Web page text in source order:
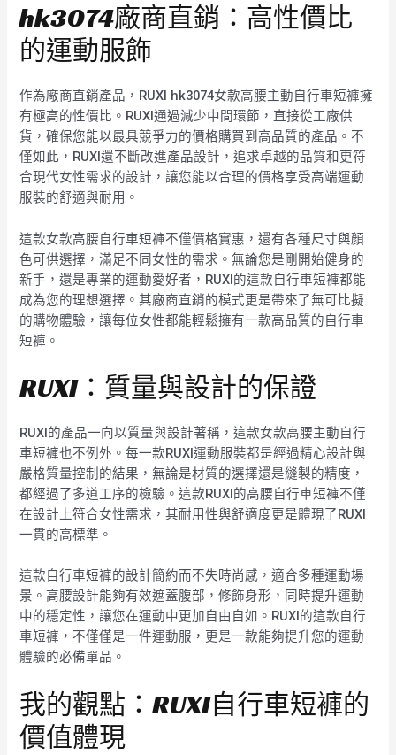
hk3074廠商直銷：高性價比
的運動服飾
作為廠商直銷產品，RUXI hk3074女款高腰主動自行車短褲擁
有極高的性價比。RUXI通過減少中間環節，直接從工廠供
貨，確保您能以最具競爭力的價格購買到高品質的產品。不
僅如此，RUXI還不斷改進產品設計，追求卓越的品質和更符
合現代女性需求的設計，讓您能以合理的價格享受高端運動
服裝的舒適與耐用。
這款女款高腰自行車短褲不僅價格實惠，還有各種尺寸與顏
色可供選擇，滿足不同女性的需求。無論您是剛開始健身的
新手，還是專業的運動愛好者，RUXI的這款自行車短褲都能
成為您的理想選擇。其廠商直銷的模式更是帶來了無可比擬
的購物體驗，讓每位女性都能輕鬆擁有一款高品質的自行車
短褲。
RUXI：質量與設計的保證
RUXI的產品一向以質量與設計著稱，這款女款高腰主動自行
車短褲也不例外。每一款RUXI運動服裝都是經過精心設計與
嚴格質量控制的結果，無論是材質的選擇還是縫製的精度，
都經過了多道工序的檢驗。這款RUXI的高腰自行車短褲不僅
在設計上符合女性需求，其耐用性與舒適度更是體現了RUXI
一貫的高標準。
這款自行車短褲的設計簡約而不失時尚感，適合多種運動場
景。高腰設計能夠有效遮蓋腹部，修飾身形，同時提升運動
中的穩定性，讓您在運動中更加自由自如。RUXI的這款自行
車短褲，不僅僅是一件運動服，更是一款能夠提升您的運動
體驗的必備單品。
我的觀點：RUXI自行車短褲的
價值體現